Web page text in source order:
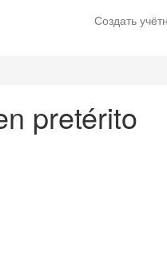
Создать
pretérito